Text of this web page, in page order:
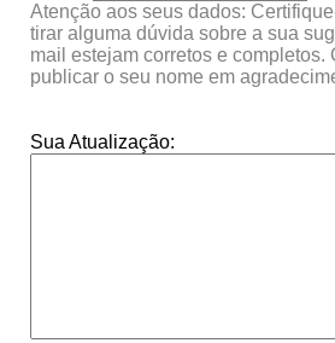
Atenção aos seus dados:
tirar alguma dúvida sobre a sua
mail estejam corretos e
publicar o seu nome em
Sua Atualização: